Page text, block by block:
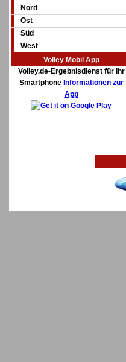
Nord
Ost
Süd
West
Volley Mobil App
Volley.de-Ergebnisdienst für Ihr
Smartphone Informationen zur
App